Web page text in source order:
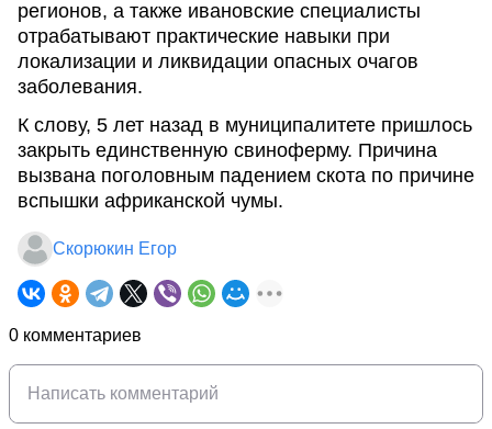
регионов, а также ивановские специалисты
отрабатывают практические навыки при
локализации и ликвидации опасных очагов
заболевания.
К слову, 5 лет назад в муниципалитете пришлось
закрыть единственную свиноферму. Причина
вызвана поголовным падением скота по причине
вспышки африканской чумы.
Скорюкин Егор
0 комментариев